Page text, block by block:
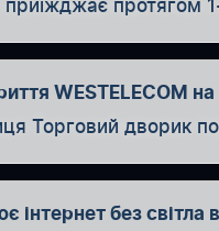
протягом
WESTELECOM
Торговий дворик
інтернет без світла в